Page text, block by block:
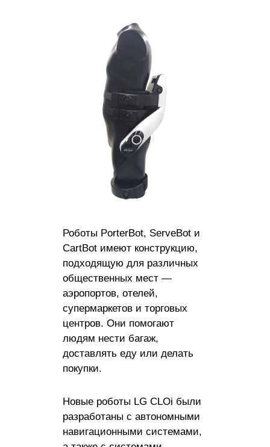
Роботы PorterBot, ServeBot и
CartBot имеют конструкцию,
подходящую для различных
общественных мест —
аэропортов, отелей,
супермаркетов и торговых
центров. Они помогают
людям нести багаж,
доставлять еду или делать
покупки.
Новые роботы LG CLOi были
разработаны с автономными
навигационными системами,